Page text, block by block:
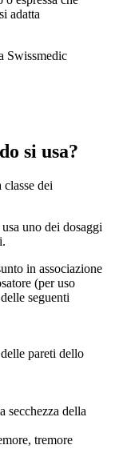
adatta
Swissmedic
si usa?
dei
uno dei dosaggi
in associazione
(per uso
seguenti
pareti dello
secchezza della
tremore